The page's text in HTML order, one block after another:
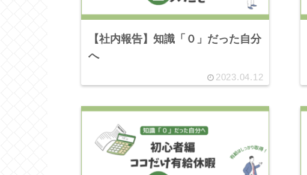
【社内報告】知識「０」だった自分
へ
2023.04.12